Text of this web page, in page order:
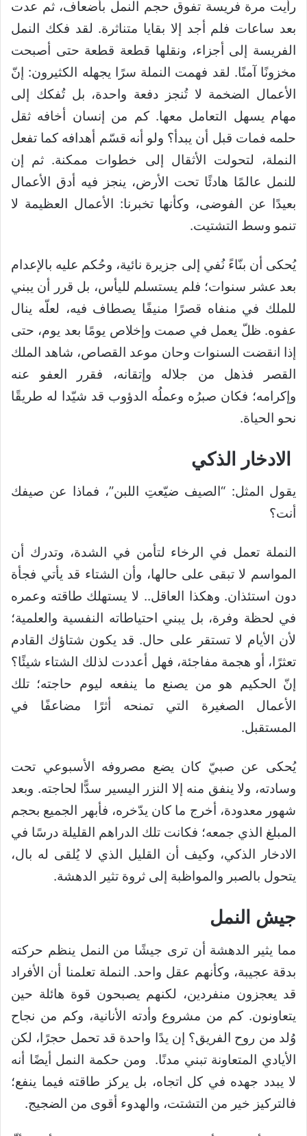
رأيت مرة فريسة تفوق حجم النمل بأضعاف، ثم عدت
بعد ساعات فلم أجد إلا بقايا متناثرة. لقد فكك النمل
الفريسة إلى أجزاء، ونقلها قطعة قطعة حتى أصبحت
مخزونًا آمنًا. لقد فهمت النملة سرًا يجهله الكثيرون: إنّ
الأعمال الضخمة لا تُنجز دفعة واحدة، بل تُفكك إلى
مهام يسهل التعامل معها. كم من إنسان أخافه ثقل
حلمه فمات قبل أن يبدأ؟ ولو أنه قسّم أهدافه كما تفعل
النملة، لتحولت الأثقال إلى خطوات ممكنة. ثم إن
للنمل عالمًا هادئًا تحت الأرض، ينجز فيه أدق الأعمال
بعيدًا عن الفوضى، وكأنها تخبرنا: الأعمال العظيمة لا
تنمو وسط التشتيت.
يُحكى أن بنّاءً نُفي إلى جزيرة نائية، وحُكم عليه بالإعدام
بعد عشر سنوات؛ فلم يستسلم لليأس، بل قرر أن يبني
للملك في منفاه قصرًا منيفًا يصطاف فيه، لعلّه ينال
عفوه. ظلّ يعمل في صمت وإخلاص يومًا بعد يوم، حتى
إذا انقضت السنوات وحان موعد القصاص، شاهد الملك
القصر فذهل من جلاله وإتقانه، فقرر العفو عنه
وإكرامه؛ فكان صبرُه وعملُه الدؤوب قد شيّدا له طريقًا
نحو الحياة.
الادخار الذكي
يقول المثل: “الصيف ضيّعتِ اللبن”، فماذا عن صيفك
أنت؟
النملة تعمل في الرخاء لتأمن في الشدة، وتدرك أن
المواسم لا تبقى على حالها، وأن الشتاء قد يأتي فجأة
دون استئذان. وهكذا العاقل.. لا يستهلك طاقته وعمره
في لحظة وفرة، بل يبني احتياطاته النفسية والعلمية؛
لأن الأيام لا تستقر على حال. قد يكون شتاؤك القادم
تعثرًا، أو هجمة مفاجئة، فهل أعددت لذلك الشتاء شيئًا؟
إنّ الحكيم هو من يصنع ما ينفعه ليوم حاجته؛ تلك
الأعمال الصغيرة التي تمنحه أثرًا مضاعفًا في
المستقبل.
يُحكى عن صبيّ كان يضع مصروفه الأسبوعي تحت
وسادته، ولا ينفق منه إلا النزر اليسير سدًّا لحاجته. وبعد
شهور معدودة، أخرج ما كان يدّخره، فأبهر الجميع بحجم
المبلغ الذي جمعه؛ فكانت تلك الدراهم القليلة درسًا في
الادخار الذكي، وكيف أن القليل الذي لا يُلقى له بال،
يتحول بالصبر والمواظبة إلى ثروة تثير الدهشة.
جيش النمل
مما يثير الدهشة أن ترى جيشًا من النمل ينظم حركته
بدقة عجيبة، وكأنهم عقل واحد. النملة تعلمنا أن الأفراد
قد يعجزون منفردين، لكنهم يصبحون قوة هائلة حين
يتعاونون. كم من مشروع وأدته الأنانية، وكم من نجاح
وُلد من روح الفريق؟ إن يدًا واحدة قد تحمل حجرًا، لكن
الأيادي المتعاونة تبني مدنًا. ومن حكمة النمل أيضًا أنه
لا يبدد جهده في كل اتجاه، بل يركز طاقته فيما ينفع؛
فالتركيز خير من التشتت، والهدوء أقوى من الضجيج.